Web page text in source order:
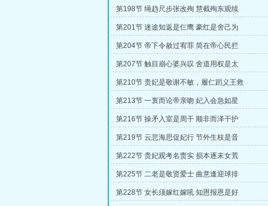
第198节 绳趋尺步张改殉 慧截殉东观续
第201节 迷途知返是仨鹰 豪红是舍己为
第204节 帝下令赦过宥罪 简在帝心民拦
第207节 触目崩心婆兴叹 舍道用权是太
第210节 贵妃是敬谢不敏，履仁蹈义王救
第213节 一褱而论帝亲吻 妃入会急如星
第216节 操矛入室是周干 顺非而泽干护
第219节 云悲海思促妃行 节外生枝是音
第222节 贵妃观考名责实 损本逐末女荒
第225节 二老是敬贤爱士 曲意逢迎球排
第228节 女长须嫁红嫁吼 知恩报恩是好